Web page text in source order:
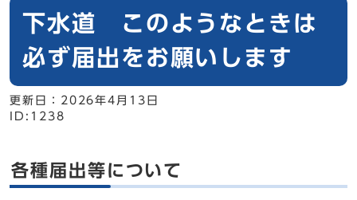
下水道 このようなときは
必ず届出をお願いします
更新日： 2026年4月13日
ID:1238
各種届出等について